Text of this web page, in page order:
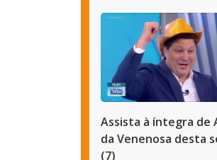
Assista à íntegra de
da Venenosa desta
(7)